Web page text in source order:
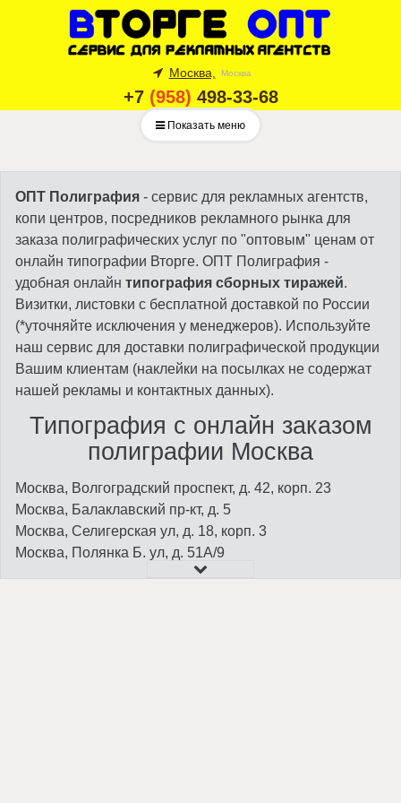
Москва, Москва
+7 (958) 498-33-68
Показать меню
ОПТ Полиграфия - сервис для рекламных агентств,
копи центров, посредников рекламного рынка для
заказа полиграфических услуг по "оптовым" ценам от
онлайн типографии Вторге. ОПТ Полиграфия -
удобная онлайн типография сборных тиражей.
Визитки, листовки с бесплатной доставкой по России
(*уточняйте исключения у менеджеров). Используйте
наш сервис для доставки полиграфической продукции
Вашим клиентам (наклейки на посылках не содержат
нашей рекламы и контактных данных).
Типография с онлайн заказом
полиграфии Москва
Москва, Волгоградский проспект, д. 42, корп. 23
Москва, Балаклавский пр-кт, д. 5
Москва, Селигерская ул, д. 18, корп. 3
Москва, Полянка Б. ул, д. 51А/9